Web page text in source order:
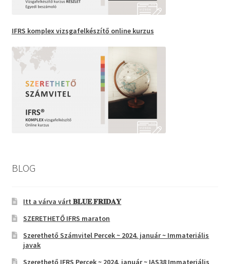
IFRS komplex vizsgafelkészítő online kurzus
BLOG
Itt a várva várt 𝐁𝐋𝐔𝐄 𝐅𝐑𝐈𝐃𝐀𝐘
SZERETHETŐ IFRS maraton
Szerethető Számvitel Percek ~ 2024. január ~ Immateriális
javak
Szerethető IFRS Percek ~ 2024. január ~ IAS38 Immateriális